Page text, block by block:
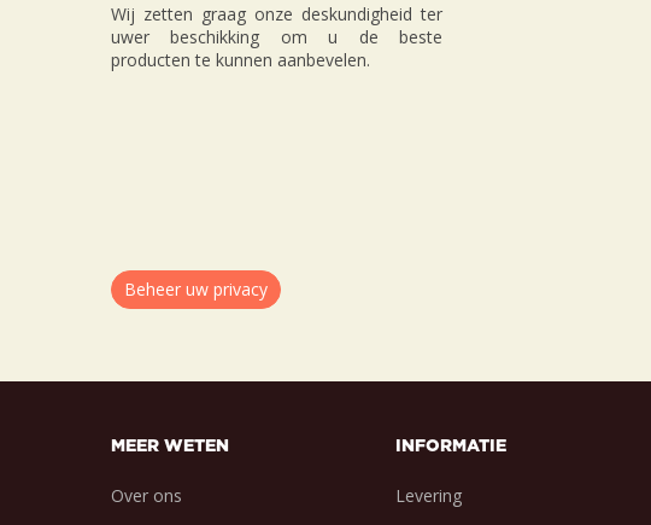
Wij zetten graag onze deskundigheid ter
uwer beschikking om u de beste
producten te kunnen aanbevelen.
Beheer uw privacy
MEER WETEN
Over ons
INFORMATIE
Levering